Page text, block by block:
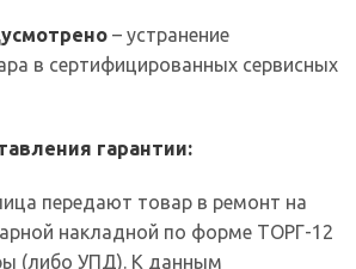
– устранение
в сертифицированных сервисных
гарантии:
передают товар в ремонт на
накладной по форме ТОРГ-12
(либо УПД). К данным